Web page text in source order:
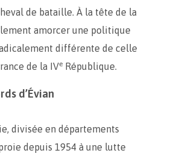
de bataille. À la tête de la
amorcer une politique
différente de celle
de la IVe République.
d’Évian
divisée en départements
depuis 1954 à une lutte